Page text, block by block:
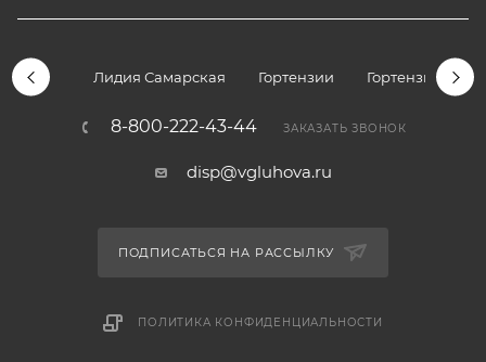
Лидия Самарская Гортензии Гортензии
8-800-222-43-44 ЗАКАЗАТЬ ЗВОНОК
disp@vgluhova.ru
ПОДПИСАТЬСЯ НА РАССЫЛКУ
ПОЛИТИКА КОНФИДЕНЦИАЛЬНОСТИ